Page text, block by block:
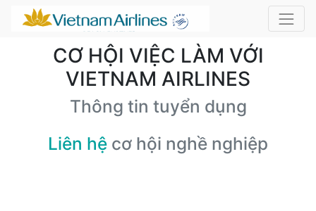
CƠ HỘI VIỆC LÀM VỚI
VIETNAM AIRLINES
Thông tin tuyển dụng
Liên hệ cơ hội nghề nghiệp